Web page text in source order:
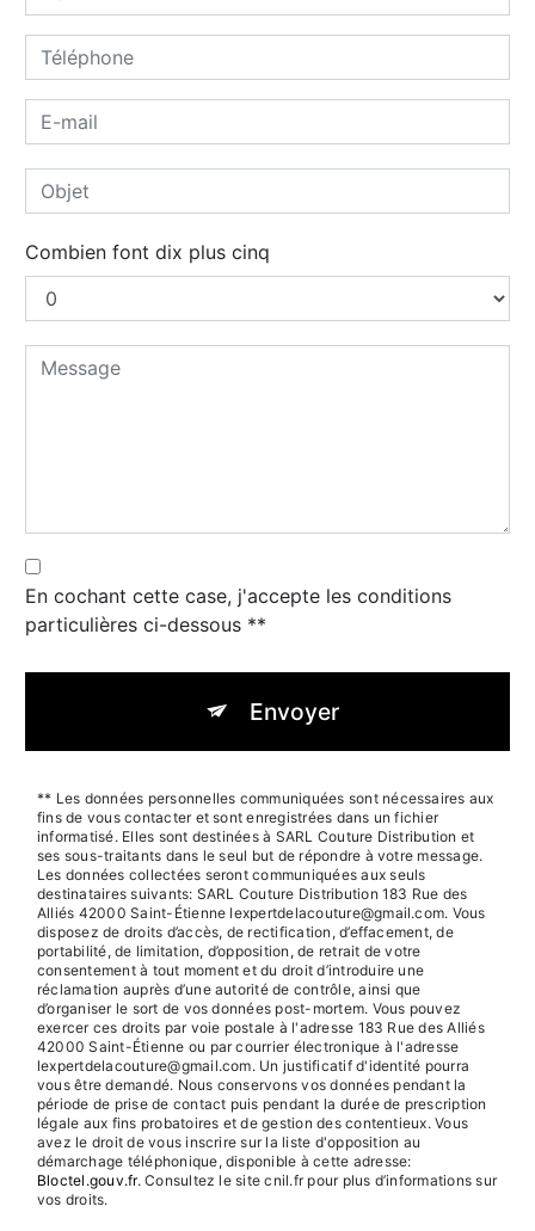
Combien font dix plus cinq
En cochant cette case, j'accepte les conditions
particulières ci-dessous **
Envoyer
** Les données personnelles communiquées sont nécessaires aux
fins de vous contacter et sont enregistrées dans un fichier
informatisé. Elles sont destinées à SARL Couture Distribution et
ses sous-traitants dans le seul but de répondre à votre message.
Les données collectées seront communiquées aux seuls
destinataires suivants: SARL Couture Distribution 183 Rue des
Alliés 42000 Saint-Étienne lexpertdelacouture@gmail.com. Vous
disposez de droits d’accès, de rectification, d’effacement, de
portabilité, de limitation, d’opposition, de retrait de votre
consentement à tout moment et du droit d’introduire une
réclamation auprès d’une autorité de contrôle, ainsi que
d’organiser le sort de vos données post-mortem. Vous pouvez
exercer ces droits par voie postale à l'adresse 183 Rue des Alliés
42000 Saint-Étienne ou par courrier électronique à l'adresse
lexpertdelacouture@gmail.com. Un justificatif d'identité pourra
vous être demandé. Nous conservons vos données pendant la
période de prise de contact puis pendant la durée de prescription
légale aux fins probatoires et de gestion des contentieux. Vous
avez le droit de vous inscrire sur la liste d'opposition au
démarchage téléphonique, disponible à cette adresse:
Bloctel.gouv.fr. Consultez le site cnil.fr pour plus d’informations sur
vos droits.